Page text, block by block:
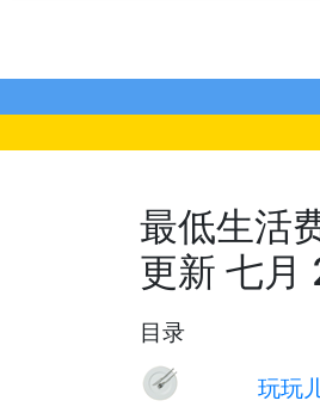
最低生活
更新 七月
目录
玩玩